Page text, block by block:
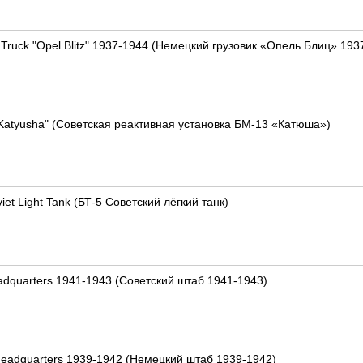
"Opel Blitz" 1937-1944 (Немецкий грузовик «Опель Блиц»
(Советская реактивная установка БМ-13 «Катюша»)
Light Tank (БТ-5 Советский лёгкий танк)
1941-1943 (Советский штаб 1941-1943)
1939-1942 (Немецкий штаб 1939-1942)